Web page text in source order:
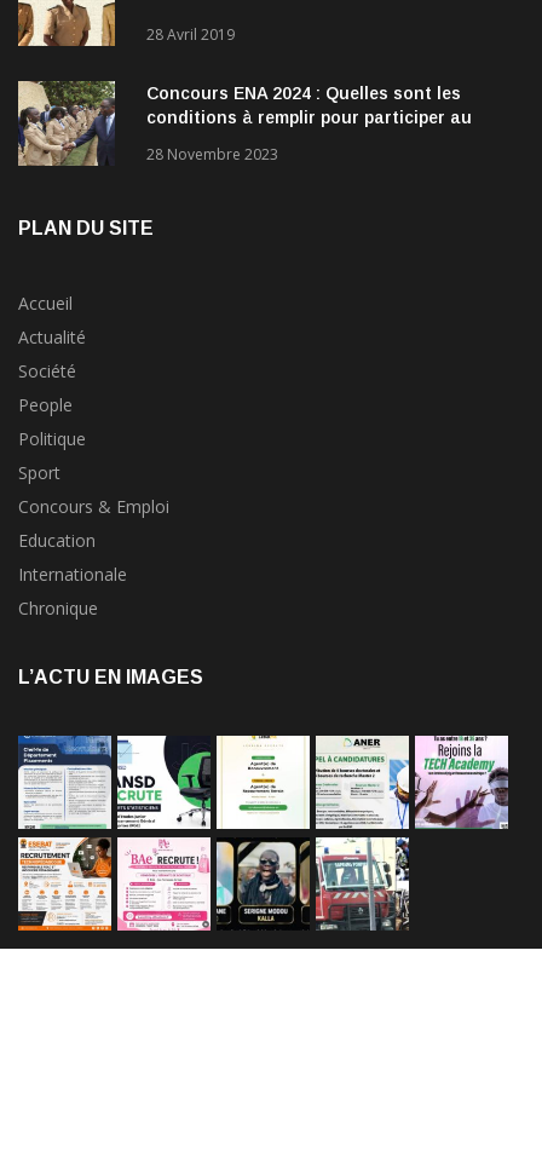
28 Avril 2019
Concours ENA 2024 : Quelles sont les
conditions à remplir pour participer au
28 Novembre 2023
PLAN DU SITE
Accueil
Actualité
Société
People
Politique
Sport
Concours & Emploi
Education
Internationale
Chronique
L’ACTU EN IMAGES